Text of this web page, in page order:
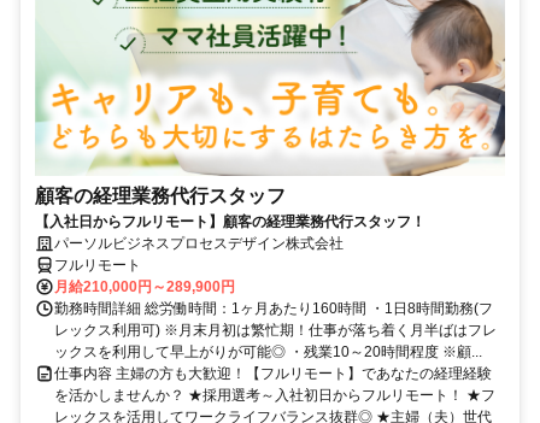
顧客の経理業務代行スタッフ
【入社日からフルリモート】顧客の経理業務代行スタッフ！
パーソルビジネスプロセスデザイン株式会社
フルリモート
月給210,000円～289,900円
勤務時間詳細 総労働時間：1ヶ月あたり160時間 ・1日8時間勤務(フ
レックス利用可) ※月末月初は繁忙期！仕事が落ち着く月半ばはフレ
ックスを利用して早上がりが可能◎ ・残業10～20時間程度 ※顧...
仕事内容 主婦の方も大歓迎！【フルリモート】であなたの経理経験
を活かしませんか？ ★採用選考～入社初日からフルリモート！ ★フ
レックスを活用してワークライフバランス抜群◎ ★主婦（夫）世代